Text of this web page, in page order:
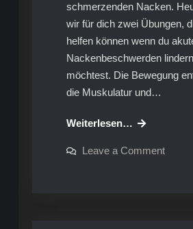
schmerzenden Nacken.
wir für dich zwei Übungen,
helfen können wenn du
Nackenbeschwerden lindern
möchtest. Die Bewegung
die Muskulatur und…
Weiterlesen… Video-
Mobilisierung
Leave a Commenton